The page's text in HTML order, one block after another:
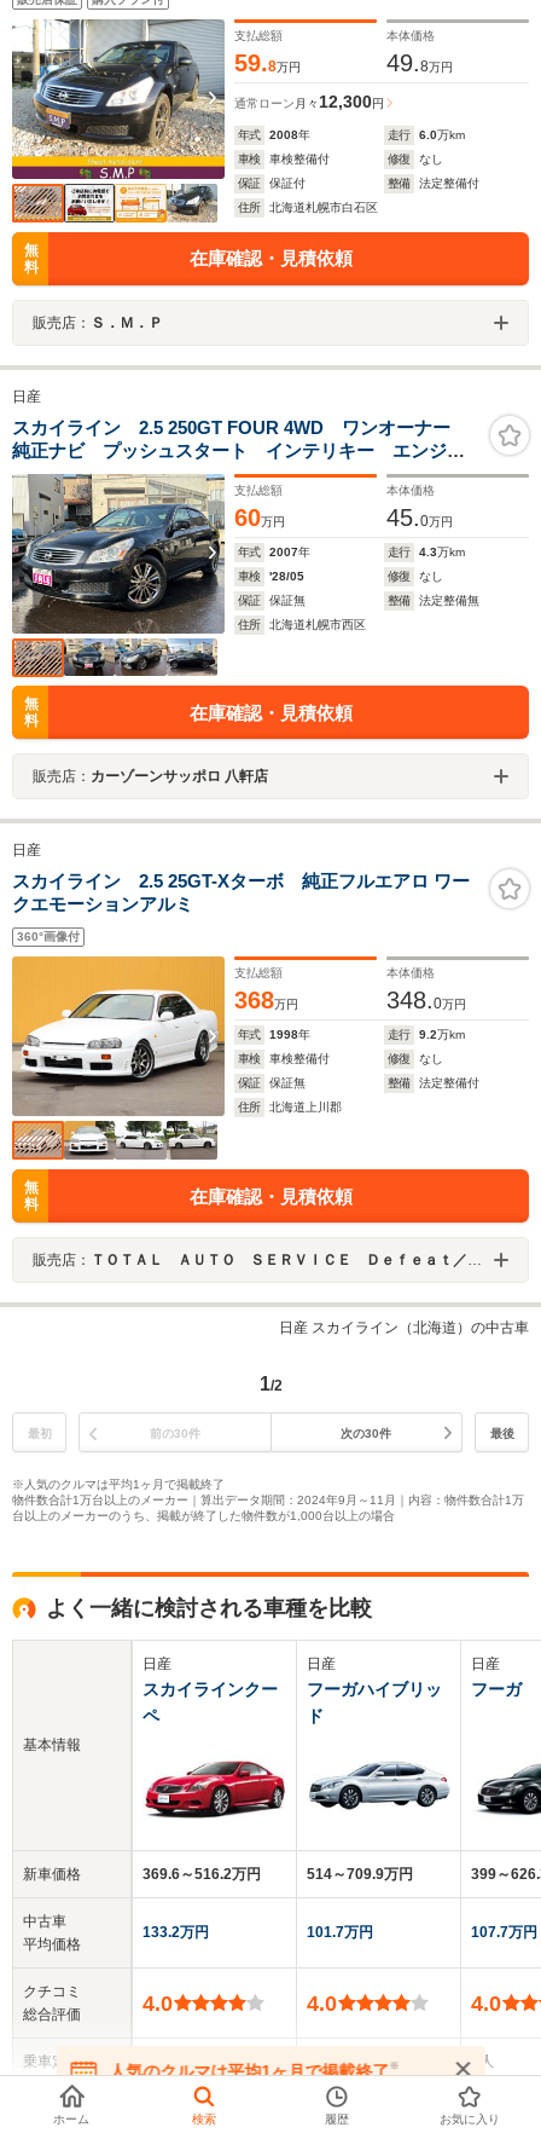
支払総額
59.8万円
本体価格
49.8万円
通常ローン 月々 12,300円
年式 2008年 走行 6.0万km
車検
車検整備付 修復
なし
保証
保証付 整備
法定整備付
住所
北海道札幌市白石区
無
料
在庫確認・見積依頼
販売店： Ｓ．Ｍ．Ｐ
日産
スカイライン 2.5 250GT FOUR 4WD ワンオーナー
純正ナビ プッシュスタート インテリキー エンジン
スターター 社外アルミホイール夏 バックカメラ
支払総額
60万円
本体価格
45.0万円
年式 2007年 走行 4.3万km
車検
'28/05 修復
なし
保証
保証無 整備
法定整備無
住所
北海道札幌市西区
無
料
在庫確認・見積依頼
販売店： カーゾーンサッポロ 八軒店
日産
スカイライン 2.5 25GT-Xターボ 純正フルエアロ ワー
クエモーションアルミ
360°画像付
支払総額
368万円
本体価格
348.0万円
年式 1998年 走行 9.2万km
車検
車検整備付 修復
なし
保証
保証無 整備
法定整備付
住所
北海道上川郡
無
料
在庫確認・見積依頼
販売店： ＴＯＴＡＬ ＡＵＴＯ ＳＥＲＶＩＣＥ Ｄｅｆｅａｔ／ディフィート
日産 スカイライン（北海道）の中古車
1/2
最初 前の30件 次の30件 最後
※人気のクルマは平均1ヶ月で掲載終了
物件数合計1万台以上のメーカー｜算出データ期間：2024年9月～11月｜内容：物件数合計1万
台以上のメーカーのうち、掲載が終了した物件数が1,000台以上の場合
よく一緒に検討される車種を比較
基本情報
新車価格
中古車
平均価格
クチコミ
総合評価
乗車定員
ドア数
日産
スカイラインクー
ペ
369.6～516.2万円
133.2万円
4.0
4人
日産
フーガハイブリッ
ド
514～709.9万円
101.7万円
4.0
5人
4ドア
日産
フーガ
399～
107.7万円
4.0
5人
4ドア
全てを表示する
人気のクルマは平均1ヶ月で掲載終了※
在庫が無くなる前にお問い合わせください
ホーム 検索 履歴 お気に入り